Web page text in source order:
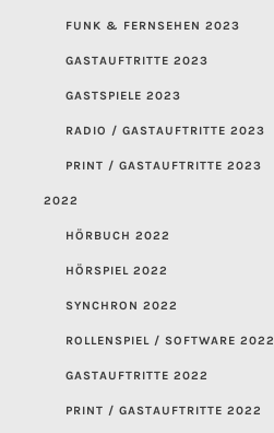
FUNK & FERNSEHEN 2023
GASTAUFTRITTE 2023
GASTSPIELE 2023
RADIO / GASTAUFTRITTE 2023
PRINT / GASTAUFTRITTE 2023
2022
HÖRBUCH 2022
HÖRSPIEL 2022
SYNCHRON 2022
ROLLENSPIEL / SOFTWARE 2022
GASTAUFTRITTE 2022
PRINT / GASTAUFTRITTE 2022